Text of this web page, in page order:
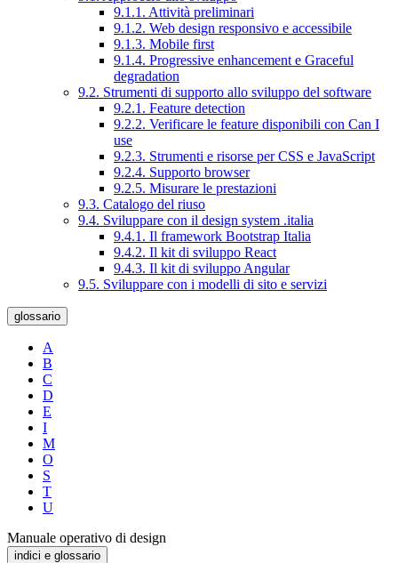
9.1.1. Attività preliminari
9.1.2. Web design responsivo e accessibile
9.1.3. Mobile first
9.1.4. Progressive enhancement e Graceful
degradation
9.2. Strumenti di supporto allo sviluppo del software
9.2.1. Feature detection
9.2.2. Verificare le feature disponibili con Can I
use
9.2.3. Strumenti e risorse per CSS e JavaScript
9.2.4. Supporto browser
9.2.5. Misurare le prestazioni
9.3. Catalogo del riuso
9.4. Sviluppare con il design system .italia
9.4.1. Il framework Bootstrap Italia
9.4.2. Il kit di sviluppo React
9.4.3. Il kit di sviluppo Angular
9.5. Sviluppare con i modelli di sito e servizi
glossario
A
B
C
D
E
I
M
O
S
T
U
Manuale operativo di design
indici e glossario